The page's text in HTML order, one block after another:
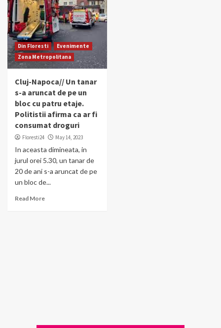
Din Floresti
Evenimente
Zona Metropolitana
Cluj-Napoca// Un tanar
s-a aruncat de pe un
bloc cu patru etaje.
Politistii afirma ca ar fi
consumat droguri
Floresti24 May 14, 2023
In aceasta dimineata, in
jurul orei 5.30, un tanar de
20 de ani s-a aruncat de pe
un bloc de...
Read More